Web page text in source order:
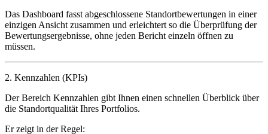
Das Dashboard fasst abgeschlossene Standortbewertungen in einer
einzigen Ansicht zusammen und erleichtert so die Überprüfung der
Bewertungsergebnisse, ohne jeden Bericht einzeln öffnen zu
müssen.
2. Kennzahlen (KPIs)
Der Bereich Kennzahlen gibt Ihnen einen schnellen Überblick über
die Standortqualität Ihres Portfolios.
Er zeigt in der Regel: